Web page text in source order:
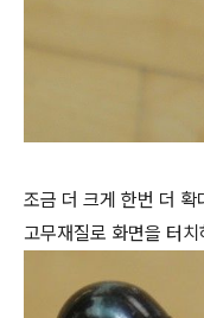
조금 더 크게 한번 더 확
고무재질로 화면을 터